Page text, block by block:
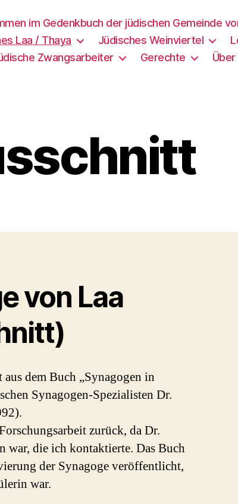
im Gedenkbuch der jüdischen Gemeinde
Laa / Thaya
Jüdisches Weinviertel
Zwangsarbeiter
Gerechte
von Laa
dem Buch „Synagogen in
Synagogen-Spezialisten Dr.
zurück, da Dr.
war, die ich kontaktierte. Das Buch
der Synagoge veröffentlicht,
war.